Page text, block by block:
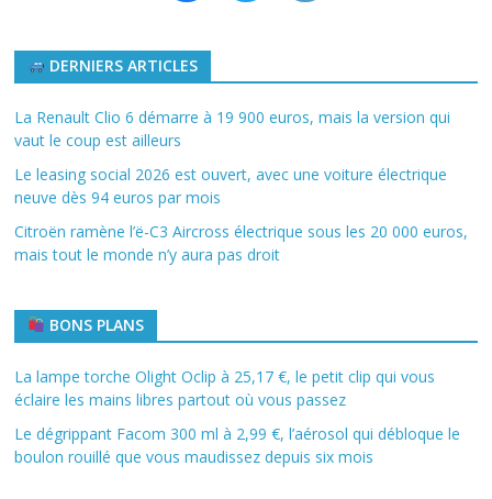
DERNIERS ARTICLES
La Renault Clio 6 démarre à 19 900 euros, mais la version qui
vaut le coup est ailleurs
Le leasing social 2026 est ouvert, avec une voiture électrique
neuve dès 94 euros par mois
Citroën ramène l’ë-C3 Aircross électrique sous les 20 000 euros,
mais tout le monde n’y aura pas droit
BONS PLANS
La lampe torche Olight Oclip à 25,17 €, le petit clip qui vous
éclaire les mains libres partout où vous passez
Le dégrippant Facom 300 ml à 2,99 €, l’aérosol qui débloque le
boulon rouillé que vous maudissez depuis six mois